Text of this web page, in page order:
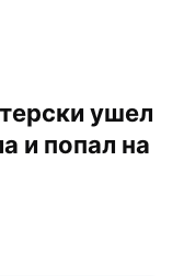
ушел
и попал на